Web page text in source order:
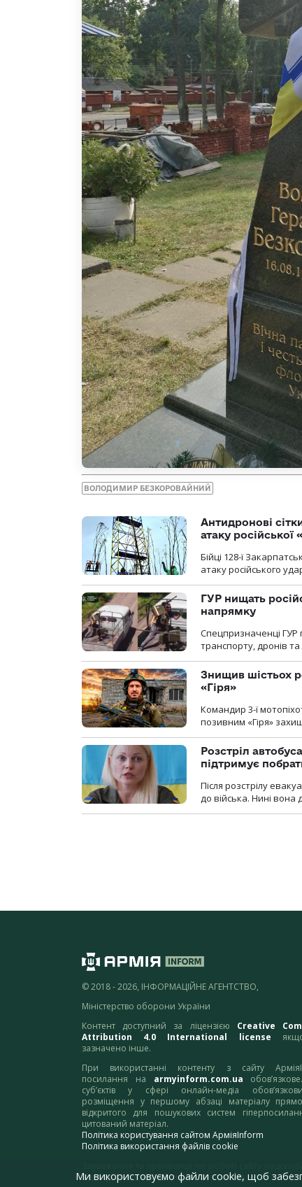
ВОЛОДИМИР БЕЗКОРОВАЙНИЙ
Антидронові
атаку російської
Бійці 128-ї
атаку російського
ГУР нищать
напрямку
Спецпризначенці ГУР
транспорту, дронів та
Знищив шістьох
«Гіря»
Командир 3-ї
позивним «Гіря»
Розстріл
підтримує
Після розстрілу
до війська. Нині вона
© 2018 - 2026, ІНФОРМАЦІЙНЕ АГЕНТСТВО,
Міністерство оборони України
Контент доступний за ліцензією Creative
Attribution 4.0 International license
зазначено інше.
При використанні контенту з сайту
посилання на armyinform.com.ua
суб’єктів у сфері онлайн-медіа
розміщення у першому абзаці матеріалу
відкритого для пошукових систем
цитований матеріал.
Політика користування сайтом АрміяInform
Політика використання файлів cookie
адресу:webmaster@armyinform.com.ua
Ми використовуємо файли cookie, щоб